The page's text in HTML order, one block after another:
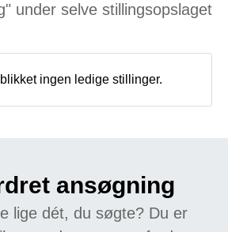
under selve stillingsopslaget
ingen ledige stillinger.
ansøgning
lige dét, du søgte? Du er